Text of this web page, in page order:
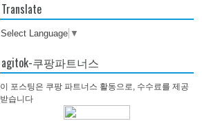
Translate
Select Language ▼
agitok-쿠팡파트너스
이 포스팅은 쿠팡 파트너스 활동으로, 수수료를 제공
받습니다